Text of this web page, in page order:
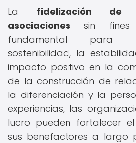
La fidelización de
asociaciones sin
fundamental para
sostenibilidad, la
impacto positivo en la
de la construcción de
la diferenciación y la
experiencias, las
lucro pueden fortalecer
sus benefactores a largo